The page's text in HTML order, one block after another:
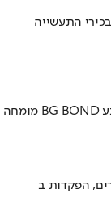
התעשייה